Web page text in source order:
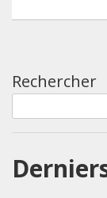
Rechercher